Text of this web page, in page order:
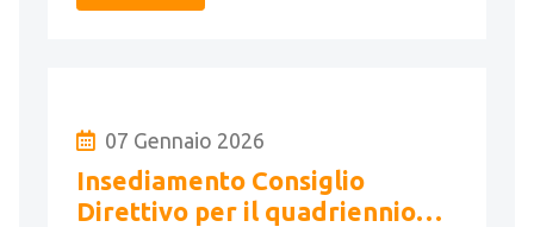
07 Gennaio 2026
Insediamento Consiglio
Direttivo per il quadriennio